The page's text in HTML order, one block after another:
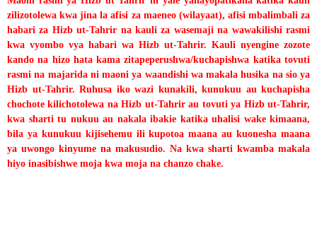
zilizotolewa kwa jina la afisi za maeneo (wilayaat), afisi mbalimbali za
habari za Hizb ut-Tahrir na kauli za wasemaji na wawakilishi rasmi
kwa vyombo vya habari wa Hizb ut-Tahrir. Kauli nyengine zozote
kando na hizo hata kama zitapeperushwa/kuchapishwa katika tovuti
rasmi na majarida ni maoni ya waandishi wa makala husika na sio ya
Hizb ut-Tahrir. Ruhusa iko wazi kunakili, kunukuu au kuchapisha
chochote kilichotolewa na Hizb ut-Tahrir au tovuti ya Hizb ut-Tahrir,
kwa sharti tu nukuu au nakala ibakie katika uhalisi wake kimaana,
bila ya kunukuu kijisehemu ili kupotoa maana au kuonesha maana
ya uwongo kinyume na makusudio. Na kwa sharti kwamba makala
hiyo inasibishwe moja kwa moja na chanzo chake.